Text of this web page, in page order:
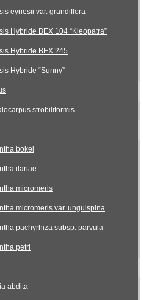
eyriesii var. grandiflora
Hybride BEX 104 “Kleopatra”
Hybride BEX 245
Hybride “Sunny”
strobiliformis
bokei
ilariae
micromeris
micromeris var. unguispina
pachyrhiza subsp. parvula
petri
abdita